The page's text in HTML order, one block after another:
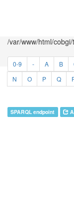
/var/www/html/
0-9 - A B
N
O P Q
SPARQL endpoint